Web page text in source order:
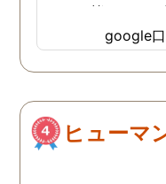
した。 皆さんに
めしたいと思いま
google
ヒューマ